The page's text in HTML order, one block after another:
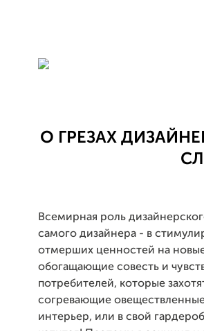
О ГРЕЗАХ
Всемирная роль
самого дизайнера - в
отмерших ценностей на
обогащающие совесть и
потребителей, которые
согревающие
интерьер, или в свой